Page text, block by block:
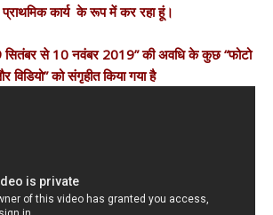
कार्य के रूप में कर रहा हूं।
सितंबर से 10 नवंबर 2019” की अवधि के कुछ “फोटो
विडियो” को संगृहीत किया गया है